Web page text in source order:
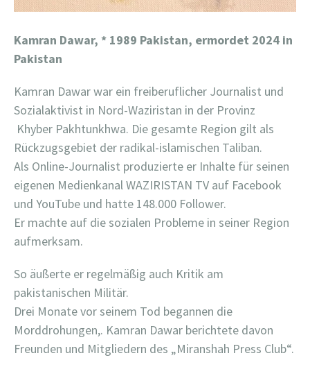
Kamran Dawar, * 1989 Pakistan, ermordet 2024 in
Pakistan
Kamran Dawar war ein freiberuflicher Journalist und
Sozialaktivist in Nord-Waziristan in der Provinz
Khyber Pakhtunkhwa. Die gesamte Region gilt als
Rückzugsgebiet der radikal-islamischen Taliban.
Als Online-Journalist produzierte er Inhalte für seinen
eigenen Medienkanal WAZIRISTAN TV auf Facebook
und YouTube und hatte 148.000 Follower.
Er machte auf die sozialen Probleme in seiner Region
aufmerksam.
So äußerte er regelmäßig auch Kritik am
pakistanischen Militär.
Drei Monate vor seinem Tod begannen die
Morddrohungen,. Kamran Dawar berichtete davon
Freunden und Mitgliedern des „Miranshah Press Club“.